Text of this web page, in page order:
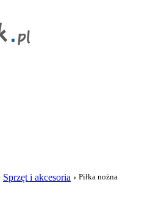
Sprzęt i akcesoria › Piłka nożna